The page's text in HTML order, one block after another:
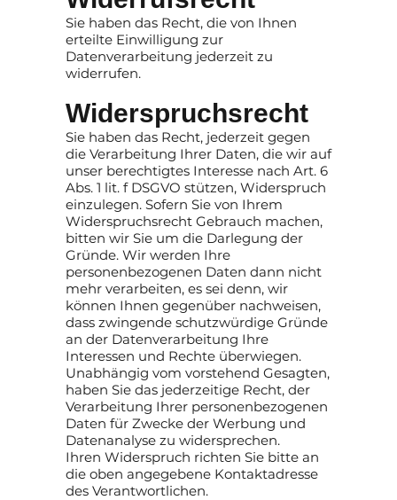
Sie haben das Recht, die von Ihnen
erteilte Einwilligung zur
Datenverarbeitung jederzeit zu
widerrufen.
Widerspruchsrecht
Sie haben das Recht, jederzeit gegen
die Verarbeitung Ihrer Daten, die wir auf
unser berechtigtes Interesse nach Art. 6
Abs. 1 lit. f DSGVO stützen, Widerspruch
einzulegen. Sofern Sie von Ihrem
Widerspruchsrecht Gebrauch machen,
bitten wir Sie um die Darlegung der
Gründe. Wir werden Ihre
personenbezogenen Daten dann nicht
mehr verarbeiten, es sei denn, wir
können Ihnen gegenüber nachweisen,
dass zwingende schutzwürdige Gründe
an der Datenverarbeitung Ihre
Interessen und Rechte überwiegen.
Unabhängig vom vorstehend Gesagten,
haben Sie das jederzeitige Recht, der
Verarbeitung Ihrer personenbezogenen
Daten für Zwecke der Werbung und
Datenanalyse zu widersprechen.
Ihren Widerspruch richten Sie bitte an
die oben angegebene Kontaktadresse
des Verantwortlichen.